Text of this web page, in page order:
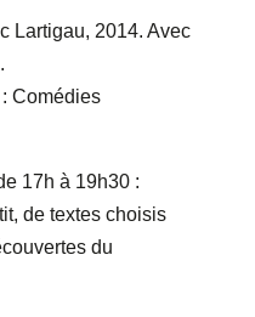
Lartigau, 2014. Avec
Comédies
17h à 19h30 :
de textes choisis
du